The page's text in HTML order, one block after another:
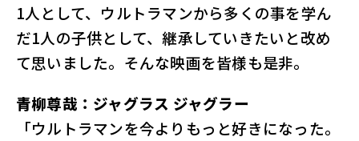
1人として、ウルトラマンから多くの事を学ん
だ1人の子供として、継承していきたいと改め
て思いました。そんな映画を皆様も是非。
青柳尊哉：ジャグラス ジャグラー
「ウルトラマンを今よりもっと好きになった。